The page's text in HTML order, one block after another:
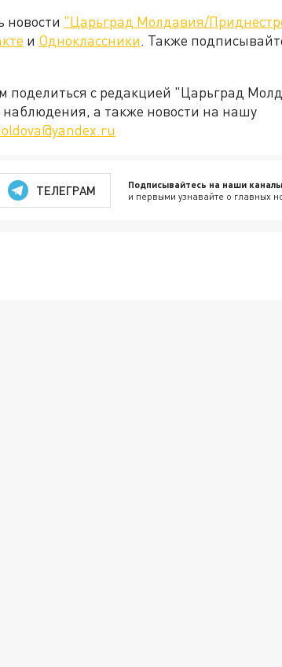
новости "Царьград Молдавия/
и Одноклассники. Также
поделиться с редакцией "Царьград
а также новости на нашу
ТЕЛЕГРАМ Подписывайтесь на наши каналы
и первыми узнавайте о главных